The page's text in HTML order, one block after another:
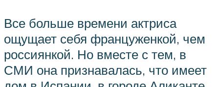
Все больше времени актриса
ощущает себя француженкой, чем
россиянкой. Но вместе с тем, в
СМИ она признавалась, что имеет